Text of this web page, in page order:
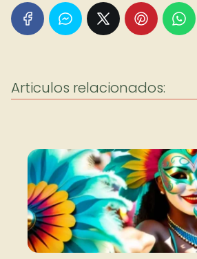
Articulos relacionados: